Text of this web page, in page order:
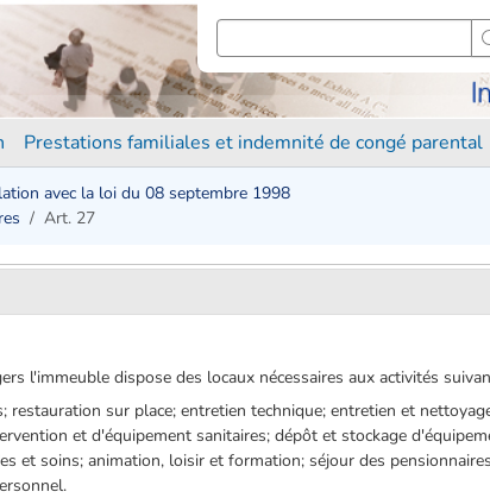
Prestations familiales et indemnité de congé parental
avec la loi du 08 septembre 1998
Art. 27
l'immeuble dispose des locaux nécessaires aux activités
sur place; entretien technique; entretien et
et d'équipement sanitaires; dépôt et stockage
et soins; animation, loisir et formation; séjour des